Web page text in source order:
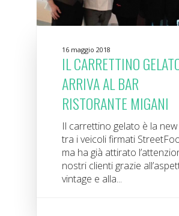
16 maggio 2018
IL CARRETTINO
ARRIVA AL BAR
RISTORANTE MIGANI
Il carrettino gelato è la
tra i veicoli firmati
ma ha già attirato
nostri clienti grazie
vintage e alla...